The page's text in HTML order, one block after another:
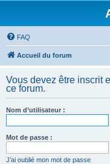
FAQ
Accueil du forum
Vous devez être inscrit
ce forum.
Nom d’utilisateur :
Mot de passe :
J’ai oublié mon mot de passe